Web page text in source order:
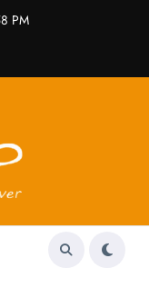
PM